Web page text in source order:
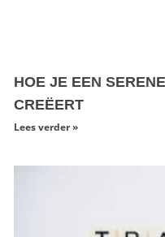
HOE JE EEN
CREËERT
Lees verder »